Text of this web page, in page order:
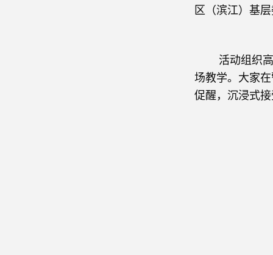
区（滨江）基
活动组织高
场教学。大家
促醒，沉浸式